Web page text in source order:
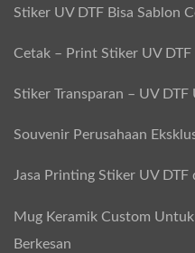
Stiker UV DTF Bisa Sablon
Cetak – Print Stiker UV
Stiker Transparan – UV
Souvenir Perusahaan
Jasa Printing Stiker UV DTF
Mug Keramik Custom
Berkesan